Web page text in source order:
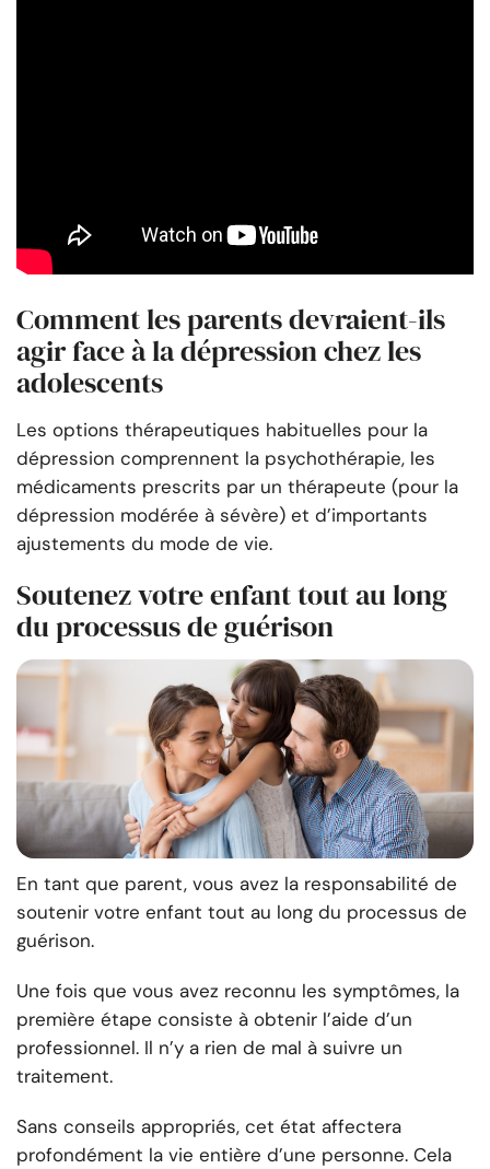
Comment les parents devraient-ils
agir face à la dépression chez les
adolescents
Les options thérapeutiques habituelles pour la
dépression comprennent la psychothérapie, les
médicaments prescrits par un thérapeute (pour la
dépression modérée à sévère) et d’importants
ajustements du mode de vie.
Soutenez votre enfant tout au long
du processus de guérison
En tant que parent, vous avez la responsabilité de
soutenir votre enfant tout au long du processus de
guérison.
Une fois que vous avez reconnu les symptômes, la
première étape consiste à obtenir l’aide d’un
professionnel. Il n’y a rien de mal à suivre un
traitement.
Sans conseils appropriés, cet état affectera
profondément la vie entière d’une personne. Cela